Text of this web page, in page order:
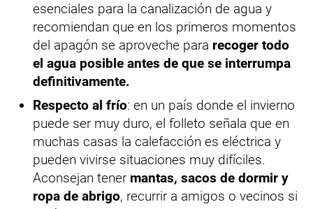
esenciales para la canalización de agua y
recomiendan que en los primeros momentos
del apagón se aproveche para recoger todo
el agua posible antes de que se interrumpa
definitivamente.
Respecto al frío: en un país donde el invierno
puede ser muy duro, el folleto señala que en
muchas casas la calefacción es eléctrica y
pueden vivirse situaciones muy difíciles.
Aconsejan tener mantas, sacos de dormir y
ropa de abrigo, recurrir a amigos o vecinos si